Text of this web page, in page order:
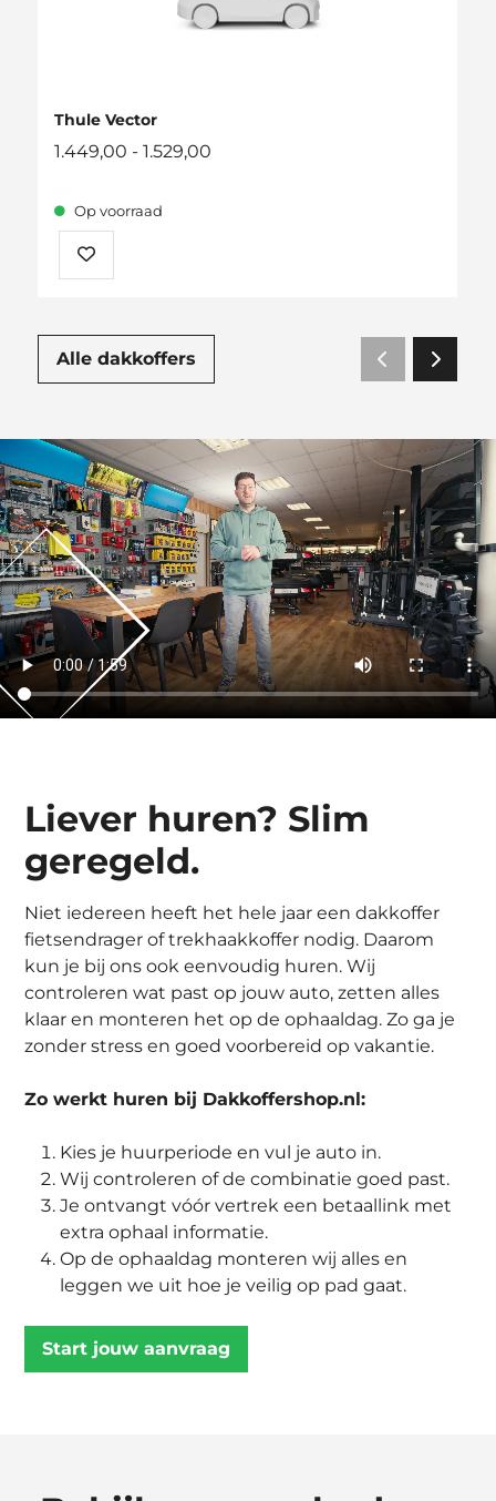
Thule Vector
1.449,00 - 1.529,00
Op voorraad
Alle dakkoffers
Liever huren? Slim
geregeld.
Niet iedereen heeft het hele jaar een dakkoffer
fietsendrager of trekhaakkoffer nodig. Daarom
kun je bij ons ook eenvoudig huren. Wij
controleren wat past op jouw auto, zetten alles
klaar en monteren het op de ophaaldag. Zo ga je
zonder stress en goed voorbereid op vakantie.
Zo werkt huren bij Dakkoffershop.nl:
Kies je huurperiode en vul je auto in.
Wij controleren of de combinatie goed past.
Je ontvangt vóór vertrek een betaallink met
extra ophaal informatie.
Op de ophaaldag monteren wij alles en
leggen we uit hoe je veilig op pad gaat.
Start jouw aanvraag